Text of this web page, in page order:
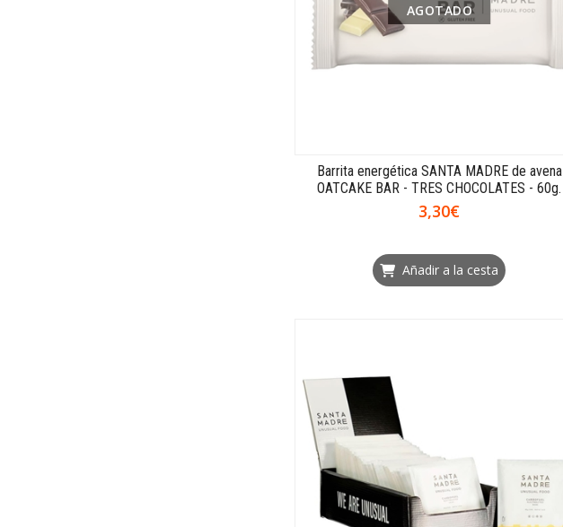
AGOTADO
Barrita energética SANTA MADRE de avena
OATCAKE BAR - TRES CHOCOLATES - 60g.
3,30€
Añadir a la cesta